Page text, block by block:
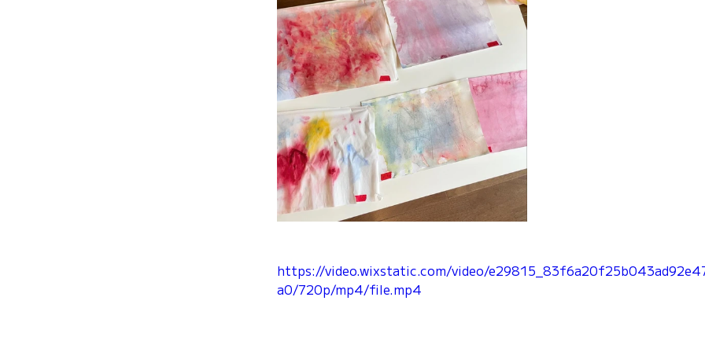
https://video.wixstatic.com/video/
a0/720p/mp4/file.mp4